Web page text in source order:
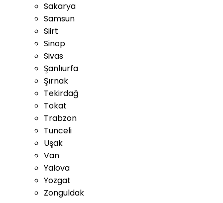
Sakarya
Samsun
Siirt
Sinop
Sivas
Şanlıurfa
Şırnak
Tekirdağ
Tokat
Trabzon
Tunceli
Uşak
Van
Yalova
Yozgat
Zonguldak